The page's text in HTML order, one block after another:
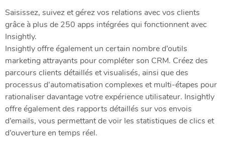
Saisissez, suivez et gérez vos relations avec vos clients
grâce à plus de 250 apps intégrées qui fonctionnent avec
Insightly.
Insightly offre également un certain nombre d’outils
marketing attrayants pour compléter son CRM. Créez des
parcours clients détaillés et visualisés, ainsi que des
processus d’automatisation complexes et multi-étapes pour
rationaliser davantage votre expérience utilisateur. Insightly
offre également des rapports détaillés sur vos envois
d’emails, vous permettant de voir les statistiques de clics et
d’ouverture en temps réel.